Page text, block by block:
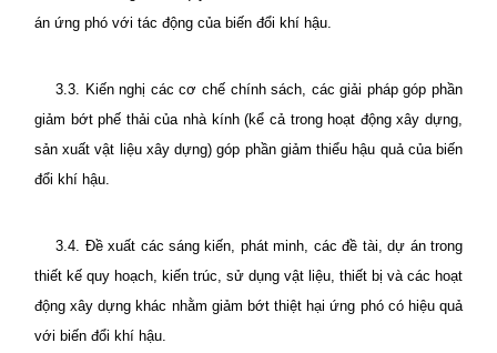
án ứng phó với tác động của biến đổi khí hậu.
3.3. Kiến nghị các cơ chế chính sách, các giải pháp góp phần
giảm bớt phế thải của nhà kính (kể cả trong hoạt động xây dựng,
sản xuất vật liệu xây dựng) góp phần giảm thiểu hậu quả của biến
đổi khí hậu.
3.4. Đề xuất các sáng kiến, phát minh, các đề tài, dự án trong
thiết kế quy hoạch, kiến trúc, sử dụng vật liệu, thiết bị và các hoạt
động xây dựng khác nhằm giảm bớt thiệt hại ứng phó có hiệu quả
với biến đổi khí hậu.